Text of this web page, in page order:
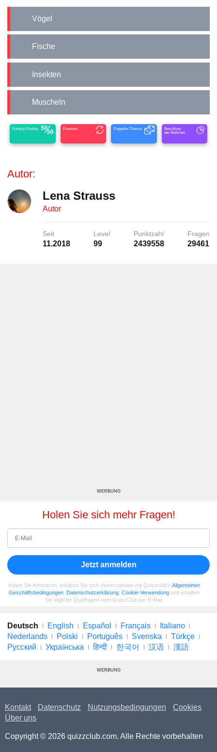
Vögel
Fische
Insekten
Muscheln
Fünfzig-Fünfzig Ersetzen Doppelte Chance
Beschluss
der Mehrheit
Autor:
Lena Strauss
Autor
Seit
11.2018
Level
99
Punktzahl
2439558
Fragen
29461
WERBUNG
Holen Sie sich mehr Fragen!
Jetzt anmelden
Indem Sie fortsetzen, erklären Sie sich einverstanden mit Quizzclub's Allgemeinen
Geschäftsbedingungen Datenschutzerklärung Cookie-Verwendung und erhalten
Sie tägliche Quizfragen vom QuizzClub per E-Mail.
Deutsch English Español Français
Italiano
Nederlands
Polski Português Svenska
Türkçe
Русский
Українська हिन्दी 한국어 汉语 漢語
WERBUNG
Kontakt Datenschutz Nutzungsbedingungen
Cookies
Über uns
Copyright © 2026 quizzclub.com. Alle Rechte vorbehalten